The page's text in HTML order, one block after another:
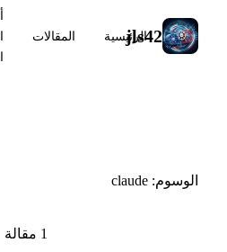
jls42
الرئيسية المقالات
الوسوم: claude
1 مقالة